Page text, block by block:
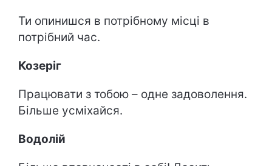
Ти опинишся в потрібному місці в
потрібний час.
Козеріг
Працювати з тобою – одне задоволення.
Більше усміхайся.
Водолій